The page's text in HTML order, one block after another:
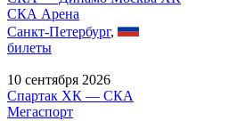
СКА Арена
Санкт-Петербург,
билеты
10 сентября 2026
Спартак ХК — СКА
Мегаспорт